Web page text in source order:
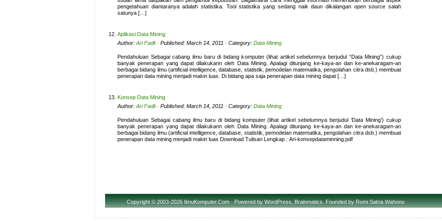
pengetahuan diantaranya adalah statistika. Tool statistika yang sedang naik daun dikalangan open source salah
satunya […]
Aplikasi Data Mining
Author: Ari Fadli· Published: March 14, 2011 · Category: Data Mining
Pendahuluan Sebagai cabang ilmu baru di bidang komputer (lihat artikel sebelumnya berjudul “Data Mining”) cukup
banyak penerapan yang dapat dilakukann oleh Data Mining. Apalagi ditunjang ke-kaya-an dan ke-anekaragam-an
berbagai bidang ilmu (artificial intelligence, database, statistik, pemodelan matematika, pengolahan citra dsb.) membuat
penerapan data mining menjadi makin luas. Di bidang apa saja penerapan data mining dapat […]
Konsep Data Mining
Author: Ari Fadli· Published: March 14, 2011 · Category: Data Mining
Pendahuluan Sebagai cabang ilmu baru di bidang komputer (lihat artikel sebelumnya berjudul ‘Data Mining’) cukup
banyak penerapan yang dapat dilakukann oleh Data Mining. Apalagi ditunjang ke-kaya-an dan ke-anekaragam-an
berbagai bidang ilmu (artificial intelligence, database, statistik, pemodelan matematika, pengolahan citra dsb.) membuat
penerapan data mining menjadi makin luas Download Tulisan Lengkap : Ari-konsepdataminning.pdf
Copyright© 2003-2026 IlmuKomputer.Com · Powered byWordPress,Brainmatics. Founded byRomi Satria Wahono